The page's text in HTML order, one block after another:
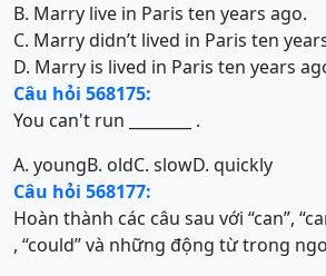
B. Marry live in Paris ten years ago.
C. Marry didn’t lived in Paris ten
D. Marry is lived in Paris ten years
Câu hỏi 568175:
You can't run ________ .
A. youngB. oldC. slowD. quickly
Câu hỏi 568177:
Hoàn thành các câu sau với “can”,
, “could” và những động từ trong